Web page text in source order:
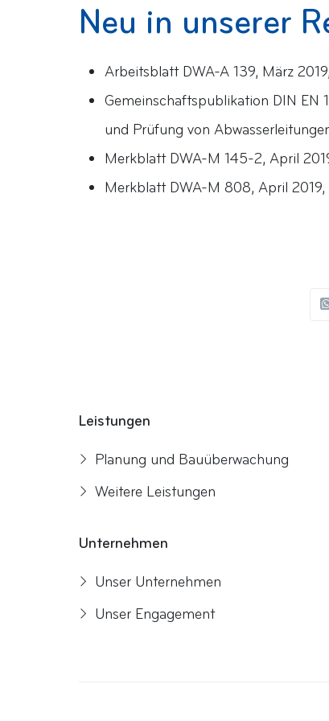
Neu in unserer
Arbeitsblatt DWA-A 139, März
Gemeinschaftspublikation DIN EN
und Prüfung von
Merkblatt DWA-M 145-2, April
Merkblatt DWA-M 808, April
Leistungen
Planung und Bauüberwachung
Weitere Leistungen
Unternehmen
Unser Unternehmen
Unser Engagement